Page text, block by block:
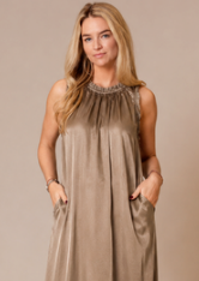
paars dessin
rood dessin
roze dessin